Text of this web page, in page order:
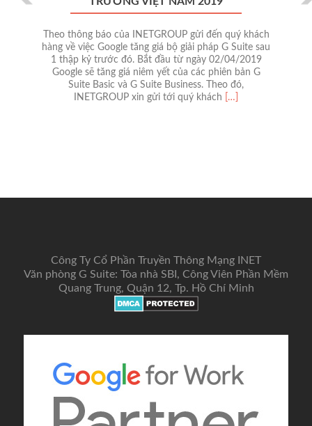
Theo thông báo của INETGROUP gửi đến quý khách
hàng về việc Google tăng giá bộ giải pháp G Suite sau
1 thập kỷ trước đó. Bắt đầu từ ngày 02/04/2019
Google sẽ tăng giá niêm yết của các phiên bản G
Suite Basic và G Suite Business. Theo đó,
INETGROUP xin gửi tới quý khách
Read
thức
Nam
2019
[…]
Công Ty Cổ Phần Truyền Thông Mạng INET
Văn phòng G Suite: Tòa nhà SBI, Công Viên Phần Mềm
Quang Trung, Quận 12, Tp. Hồ Chí Minh